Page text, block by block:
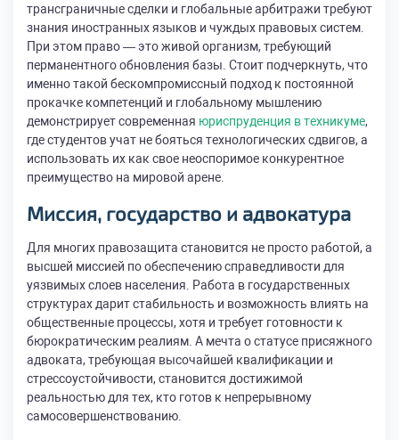
трансграничные сделки и глобальные арбитражи требуют
знания иностранных языков и чуждых правовых систем.
При этом право — это живой организм, требующий
перманентного обновления базы. Стоит подчеркнуть, что
именно такой бескомпромиссный подход к постоянной
прокачке компетенций и глобальному мышлению
демонстрирует современная юриспруденция в техникуме,
где студентов учат не бояться технологических сдвигов, а
использовать их как свое неоспоримое конкурентное
преимущество на мировой арене.
Миссия, государство и адвокатура
Для многих правозащита становится не просто работой, а
высшей миссией по обеспечению справедливости для
уязвимых слоев населения. Работа в государственных
структурах дарит стабильность и возможность влиять на
общественные процессы, хотя и требует готовности к
бюрократическим реалиям. А мечта о статусе присяжного
адвоката, требующая высочайшей квалификации и
стрессоустойчивости, становится достижимой
реальностью для тех, кто готов к непрерывному
самосовершенствованию.